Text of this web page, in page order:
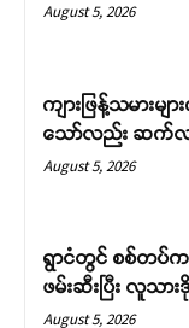
August 5, 2026
ကျားဖြန့်သမားမ
သော်လည်း ဆက်လ
August 5, 2026
ရွာငံတွင် စစ်တပ်က
ဖမ်းဆီးပြီး လူသာ
August 5, 2026